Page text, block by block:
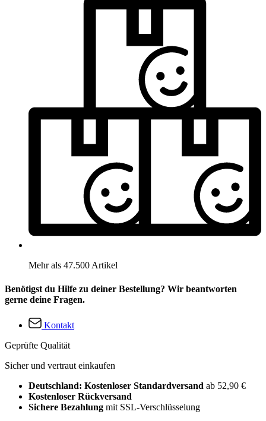
Mehr als 47.500 Artikel
Benötigst du Hilfe zu deiner Bestellung? Wir beantworten
gerne deine Fragen.
Kontakt
Geprüfte Qualität
Sicher und vertraut einkaufen
Deutschland: Kostenloser Standardversand ab 52,90 €
Kostenloser Rückversand
Sichere Bezahlung mit SSL-Verschlüsselung